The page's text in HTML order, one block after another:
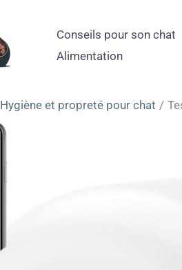
Conseils pour son chat
Alimentation
Hygiène et propreté pour chat